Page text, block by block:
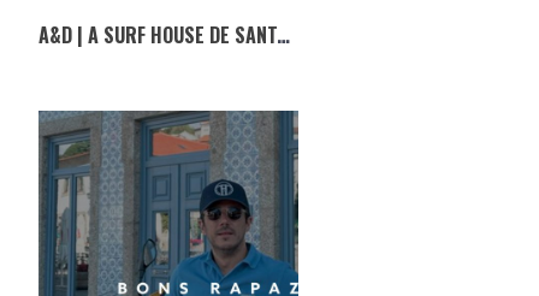
A&D | A SURF HOUSE DE SANTA CRUZ